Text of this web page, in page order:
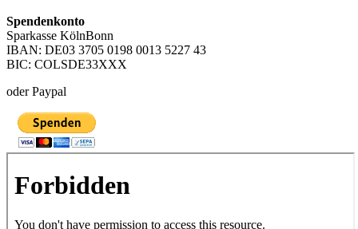
Spendenkonto
Sparkasse KölnBonn
IBAN: DE03 3705 0198 0013 5227 43
BIC: COLSDE33XXX
oder Paypal